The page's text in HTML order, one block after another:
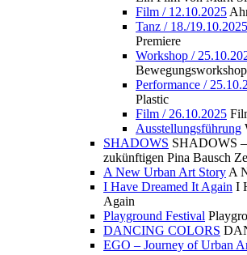
Film / 12.10.2025
Tanz / 18./19.10.2025
Premiere
Workshop /
Performance /
Plastic
Film / 26.10.2025
Ausstellungsführung
SHADOWS SHADOWS
zukünftigen Pina Bausch
A New Urban Art Story A
I Have Dreamed It Again I
Again
Playground Festival
DANCING COLORS
EGO – Journey of Urban